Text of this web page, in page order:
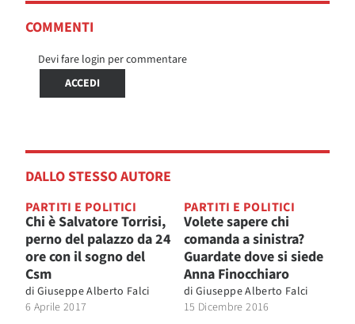
COMMENTI
Devi fare login per commentare
ACCEDI
DALLO STESSO AUTORE
PARTITI E POLITICI
Chi è Salvatore Torrisi,
perno del palazzo da 24
ore con il sogno del
Csm
di Giuseppe Alberto Falci
6 Aprile 2017
PARTITI E POLITICI
Volete sapere chi
comanda a sinistra?
Guardate dove si siede
Anna Finocchiaro
di Giuseppe Alberto Falci
15 Dicembre 2016